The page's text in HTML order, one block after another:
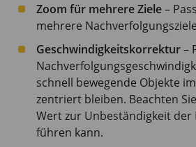
Zoom für mehrere Ziele–
mehrere
Geschwindigkeitskorrektur–
schnell bewegende Objekte
zentriert bleiben. Beachten
Wert zur Unbeständigkeit der
führen kann.